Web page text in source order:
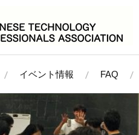
イベント情報 FAQ